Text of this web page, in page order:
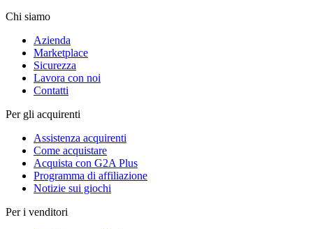
Chi siamo
Azienda
Marketplace
Sicurezza
Lavora con noi
Contatti
Per gli acquirenti
Assistenza acquirenti
Come acquistare
Acquista con G2A Plus
Programma di affiliazione
Notizie sui giochi
Per i venditori